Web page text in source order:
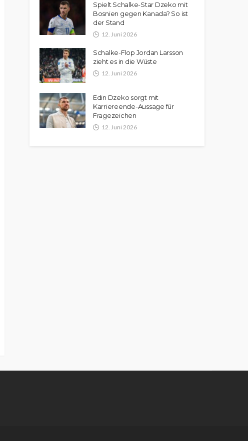
Spielt Schalke-Star Dzeko mit
Bosnien gegen Kanada? So ist
der Stand
12. Juni 2026
Schalke-Flop Jordan Larsson
zieht es in die Wüste
12. Juni 2026
Edin Dzeko sorgt mit
Karriereende-Aussage für
Fragezeichen
12. Juni 2026